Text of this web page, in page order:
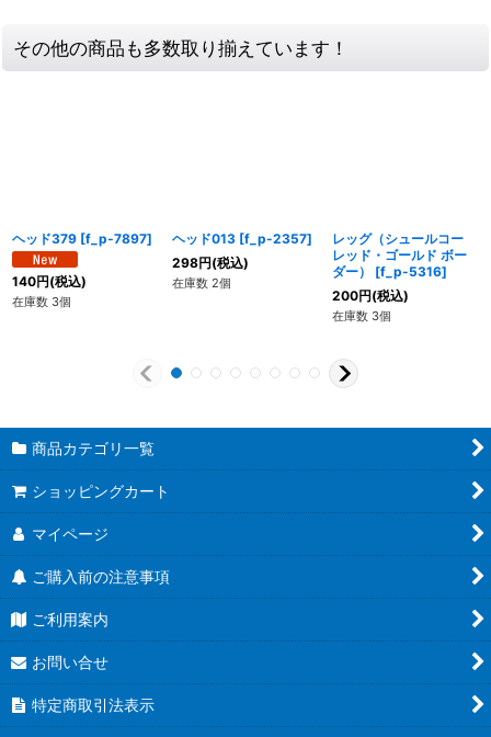
その他の商品も多数取り揃えています！
ヘッド379 [f_p-7897]
140円(税込)
在庫数 3個
ヘッド013 [f_p-2357]
298円(税込)
在庫数 2個
レッグ（シュールコー
レッド・ゴールド ボー
ダー）
[f_p-5316]
200円(税込)
在庫数 3個
商品カテゴリ一覧
ショッピングカート
マイページ
ご購入前の注意事項
ご利用案内
お問い合せ
特定商取引法表示